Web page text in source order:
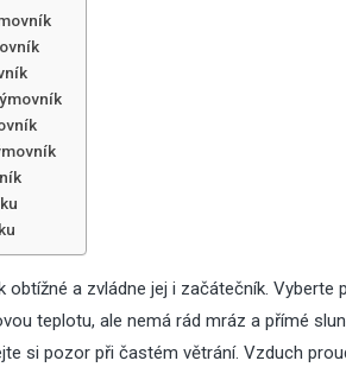
obtížné a zvládne jej i začátečník.
teplotu, ale nemá rád mráz a přímé
si pozor při častém větrání. Vzduch